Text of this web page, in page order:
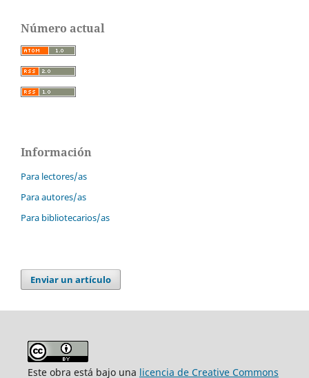
Número actual
Información
Para lectores/as
Para autores/as
Para bibliotecarios/as
Enviar un artículo
Este obra está bajo una licencia de Creative Commons